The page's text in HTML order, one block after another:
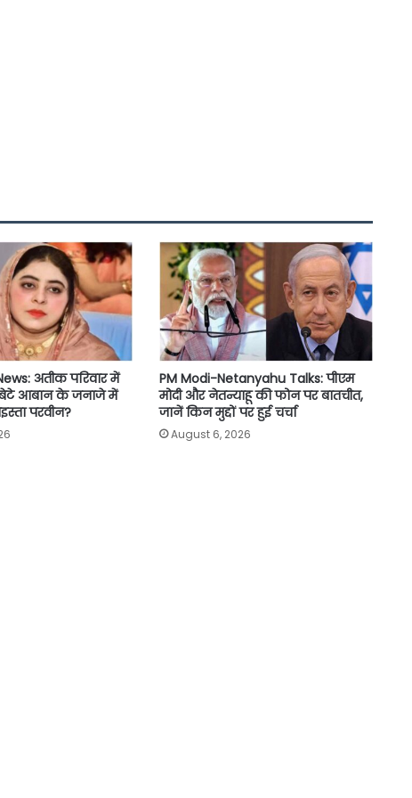
अतीक परिवार में
बेटे आबान के जनाजे में
परवीन?
PM Modi-Netanyahu Talks: पीएम
मोदी और नेतन्याहू की फोन पर बातचीत,
जानें किन मुद्दों पर हुई चर्चा
August 6, 2026